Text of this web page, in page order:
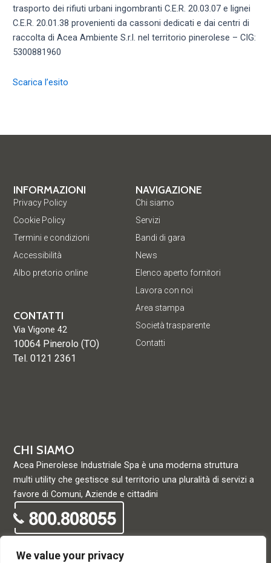
We value your privacy
trasporto dei rifiuti urbani ingombranti C.E.R. 20.03.07 e lignei
C.E.R. 20.01.38 provenienti da cassoni dedicati e dai centri di
raccolta di Acea Ambiente S.r.l. nel territorio pinerolese – CIG:
5300881960
Scarica l’esito
CHI SIAMO
Acea Pinerolese Industriale Spa è una moderna struttura
multi utility che gestisce sul territorio una pluralità di servizi a
favore di Comuni, Aziende e cittadini
NAVIGAZIONE
Chi siamo
Servizi
Bandi di gara
News
Elenco aperto fornitori
Lavora con noi
Area stampa
Società trasparente
Contatti
INFORMAZIONI
Privacy Policy
Cookie Policy
Termini e condizioni
Accessibilità
Albo pretorio online
CONTATTI
Via Vigone 42
10064 Pinerolo (TO)
Tel. 0121 2361